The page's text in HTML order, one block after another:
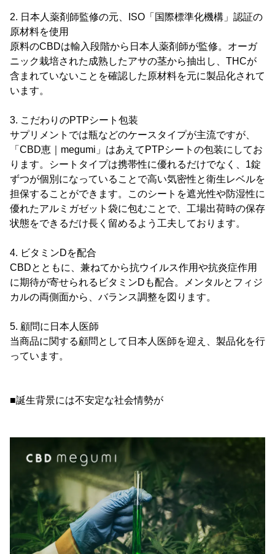
2. 日本人薬剤師監修の元、ISO「国際標準化機構」認証の
原材料を使用
原料のCBDは輸入段階から日本人薬剤師が監修。オーガ
ニック栽培された成熟したアサの茎から抽出し、THCが
含まれていないことを確認した原材料を元に製品化されて
います。
3. こだわりのPTPシート包装
サプリメントでは瓶などのケースタイプが主流ですが、
「CBD恵｜megumi」はあえてPTPシートの包装にしてお
ります。シートタイプは携帯性に優れるだけでなく、1錠
ずつが個別になっていることで高い気密性と衛生レベルを
担保することができます。このシートを遮光性や防湿性に
優れたアルミガゼット袋に包むことで、工場出荷時の保存
状態をできるだけ長く留めるよう工夫しております。
4. ビタミンDを配合
CBDとともに、兼ねてから抗ウイルス作用や抗炎症作用
に期待が寄せられるビタミンDも配合。メンタルとフィジ
カルの両側面から、バランス調整を図ります。
5. 顧問に日本人医師
当商品に関する顧問として日本人医師を迎え、製品化を行
っています。
■誕生背景には不安定な社会情勢が